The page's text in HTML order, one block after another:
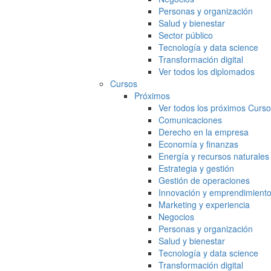
Personas y organización
Salud y bienestar
Sector público
Tecnología y data science
Transformación digital
Ver todos los diplomados
Cursos
Próximos
Ver todos los próximos
Comunicaciones
Derecho en la empresa
Economía y finanzas
Energía y recursos naturales
Estrategia y gestión
Gestión de operaciones
Innovación y emprendimiento
Marketing y experiencia
Negocios
Personas y organización
Salud y bienestar
Tecnología y data science
Transformación digital